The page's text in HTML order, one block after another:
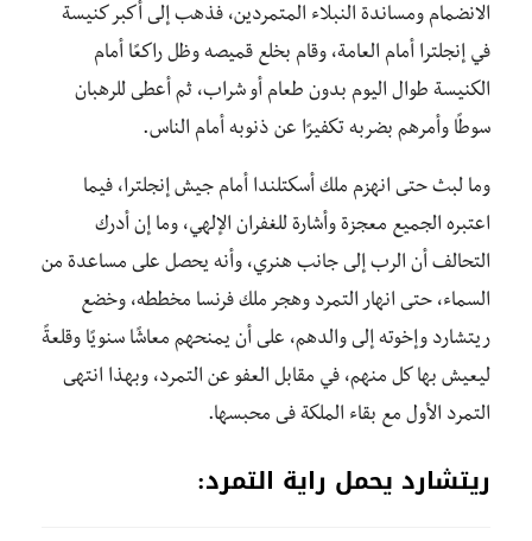
الانضمام ومساندة النبلاء المتمردين، فذهب إلى أكبر كنيسة
في إنجلترا أمام العامة، وقام بخلع قميصه وظل راكعًا أمام
الكنيسة طوال اليوم بدون طعام أو شراب، ثم أعطى للرهبان
سوطًا وأمرهم بضربه تكفيرًا عن ذنوبه أمام الناس.
وما لبث حتى انهزم ملك أسكتلندا أمام جيش إنجلترا، فيما
اعتبره الجميع معجزة وأشارة للغفران الإلهي، وما إن أدرك
التحالف أن الرب إلى جانب هنري، وأنه يحصل على مساعدة من
السماء، حتى انهار التمرد وهجر ملك فرنسا مخططه، وخضع
ريتشارد وإخوته إلى والدهم، على أن يمنحهم معاشًا سنويًا وقلعةً
ليعيش بها كل منهم، في مقابل العفو عن التمرد، وبهذا انتهى
التمرد الأول مع بقاء الملكة فى محبسها.
ريتشارد يحمل راية التمرد: